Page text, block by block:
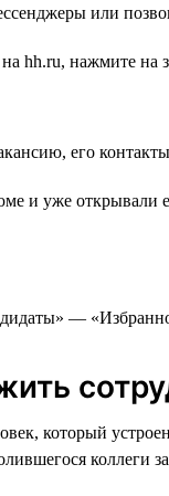
или
hh.ru, нажмите на
его
и уже открывали
—
который
коллеги